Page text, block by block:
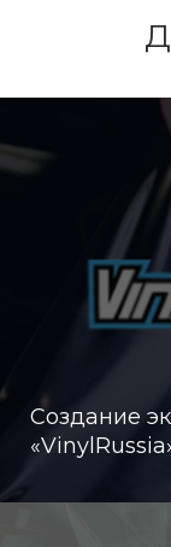
Создание